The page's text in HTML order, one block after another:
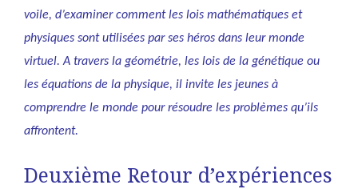
voile, d’examiner comment les lois mathématiques et
physiques sont utilisées par ses héros dans leur monde
virtuel. A travers la géométrie, les lois de la génétique ou
les équations de la physique, il invite les jeunes à
comprendre le monde pour résoudre les problèmes qu’ils
affrontent.
Deuxième Retour d’expériences